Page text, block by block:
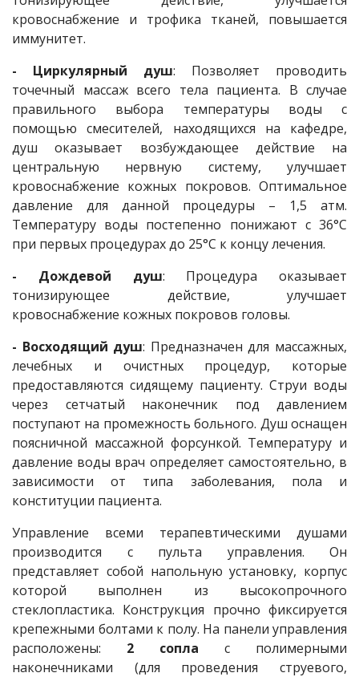
кровоснабжение и трофика тканей, повышается
иммунитет.
- Циркулярный душ: Позволяет проводить
точечный массаж всего тела пациента. В случае
правильного выбора температуры воды с
помощью смесителей, находящихся на кафедре,
душ оказывает возбуждающее действие на
центральную нервную систему, улучшает
кровоснабжение кожных покровов. Оптимальное
давление для данной процедуры – 1,5 атм.
Температуру воды постепенно понижают с 36°С
при первых процедурах до 25°С к концу лечения.
- Дождевой душ: Процедура оказывает
тонизирующее действие, улучшает
кровоснабжение кожных покровов головы.
- Восходящий душ: Предназначен для массажных,
лечебных и очистных процедур, которые
предоставляются сидящему пациенту. Струи воды
через сетчатый наконечник под давлением
поступают на промежность больного. Душ оснащен
поясничной массажной форсункой. Температуру и
давление воды врач определяет самостоятельно, в
зависимости от типа заболевания, пола и
конституции пациента.
Управление всеми терапевтическими душами
производится с пульта управления. Он
представляет собой напольную установку, корпус
которой выполнен из высокопрочного
стеклопластика. Конструкция прочно фиксируется
крепежными болтами к полу. На панели управления
расположены: 2 сопла с полимерными
наконечниками (для проведения струевого,